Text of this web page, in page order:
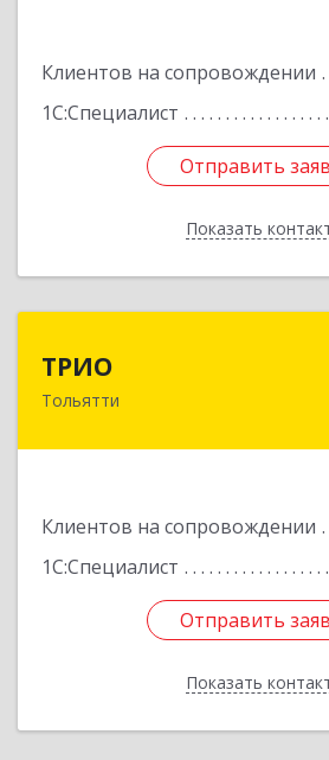
Клиентов на сопровождении
1С:Специалист
Отправить
Показать
Отправить
Назад
ТРИО
Тольятти
Клиентов на сопровождении
1С:Специалист
Отправить
Показать
Отправить
Назад